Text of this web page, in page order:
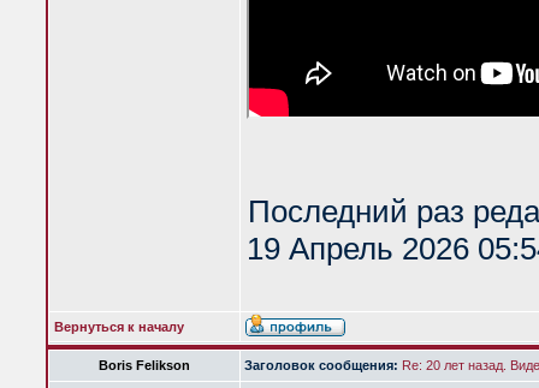
Последний раз
19 Апрель 2026
Вернуться к началу
Boris Felikson Заголовок сообщения: Re: 20 лет назад.